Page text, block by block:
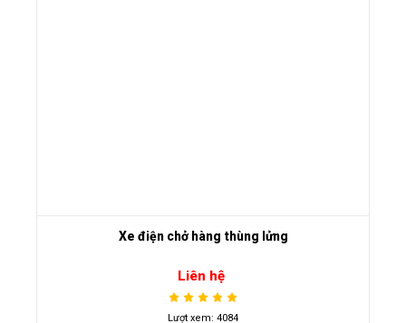
Xe điện chở hàng thùng lửng
Liên hệ
Lượt xem: 4084